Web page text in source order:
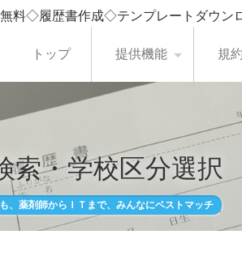
料◇履歴書作成◇テンプレートダウ
トップ 提供機能 規
索・学校区分選択
、薬剤師からＩＴまで、みんなにベストマッチ